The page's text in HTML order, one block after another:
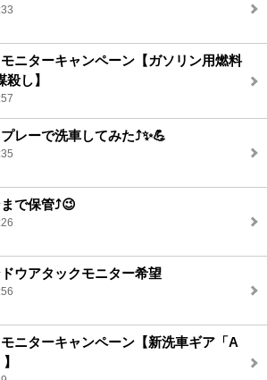
ニターキャンペーン【ガソリン用燃料
し】
レーで洗車してみた⤴️✨💪
で保管⤴️😉
ウアタックモニター希望
ニターキャンペーン【新洗車ギア「A